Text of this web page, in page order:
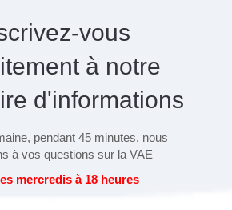
vous
à notre
d'informations
pendant 45 minutes, nous
à vos questions sur la VAE
mercredis à 18 heures